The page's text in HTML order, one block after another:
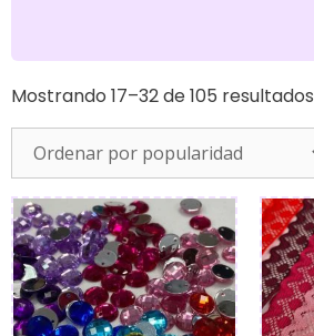
Mostrando 17–32 de 105 resultados